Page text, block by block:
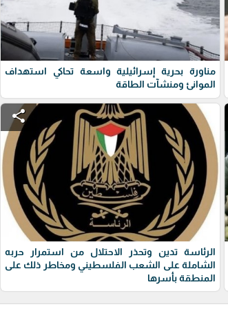
مناورة بحرية إسرائيلية واسعة تحاكي استهداف
الموانئ ومنشآت الطاقة
share
الرئاسة تدين وتحذر الاحتلال من استمرار حربه
الشاملة على الشعب الفلسطيني ومخاطر ذلك على
المنطقة بأسرها